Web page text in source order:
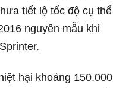
tiết lộ tốc độ cụ thể
nguyên mẫu khi
hại khoảng 150.000